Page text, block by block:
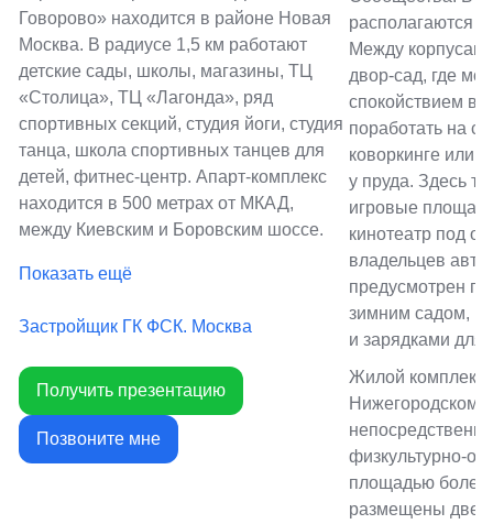
Говорово» находится в районе Новая
Москва. В радиусе 1,5 км работают
детские сады, школы, магазины, ТЦ
«Столица», ТЦ «Лагонда», ряд
спортивных секций, студия йоги, студия
танца, школа спортивных танцев для
детей, фитнес-центр. Апарт-комплекс
находится в 500 метрах от МКАД,
между Киевским и Боровским шоссе.
Показать ещё
Застройщик ГК ФСК. Москва
Получить презентацию
Позвоните мне
располагаются
Между
двор-сад, где
спокойствием в
поработать на
коворкинге или
у пруда. Здесь
игровые
кинотеатр под
владельцев
предусмотрен
зимним садом,
и зарядками для
Жилой комплекс
Нижегородском
физкультурно-
площадью более
размещены две